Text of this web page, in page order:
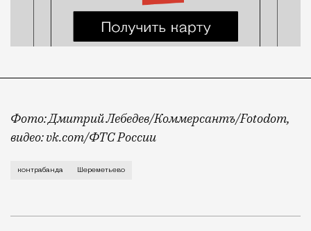
Фото: Дмитрий Лебедев/Коммерсантъ/Fotodom,
видео: vk.com/ФТС России
О том, что в московском аэропорту Шереметьево
контрабанда Шереметьево